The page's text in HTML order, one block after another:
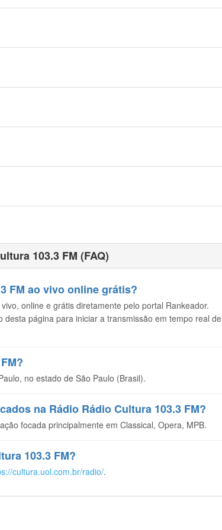
103.3 FM (FAQ)
FM ao vivo online grátis?
online e grátis diretamente pelo portal Rankeador.
página para iniciar a transmissão em tempo real de
no estado de São Paulo (Brasil).
na Rádio Rádio Cultura 103.3 FM?
focada principalmente em Classical, Opera, MPB.
103.3 FM?
cultura.uol.com.br/radio/.